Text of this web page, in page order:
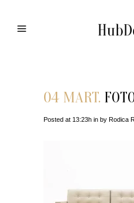
04 MART.
Posted at 13:23h in by Rodica